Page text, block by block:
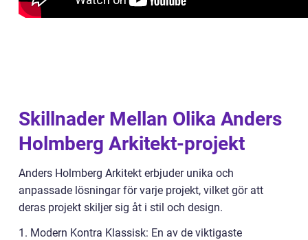
Skillnader Mellan Olika Anders
Holmberg Arkitekt-projekt
Anders Holmberg Arkitekt erbjuder unika och
anpassade lösningar för varje projekt, vilket gör att
deras projekt skiljer sig åt i stil och design.
1. Modern Kontra Klassisk: En av de viktigaste